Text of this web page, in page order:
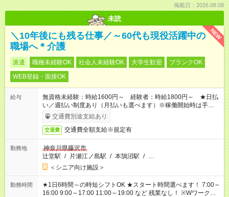
掲載日：2026.08.08
未読
NEW
＼10年後にも残る仕事／～60代も現役活躍中の
職場へ＊介護
派遣 職種未経験OK 社会人未経験OK 大学生歓迎
ブランクOK
WEB登録・面接OK
給与
無資格未経験：時給1600円～ 経験者：時給1800円～ ★日払
い／週払い制度あり（月払いも選べます）※稼働開始時は手続き
完了次第のお支払いとなります。
交通費別途支給あり
交通費 交通費全額支給※規定有
勤務地
神奈川県藤沢市
辻堂駅 / 片瀬江ノ島駅 / 本鵠沼駅 / …
＜シニア向け施設＞
勤務時間
★1日6時間～の時短シフトOK ★スタート時間選べます！ 7:00～
16:00 9:00～17:00 11:00～19:00 など 残業なし！ ※Wワークの